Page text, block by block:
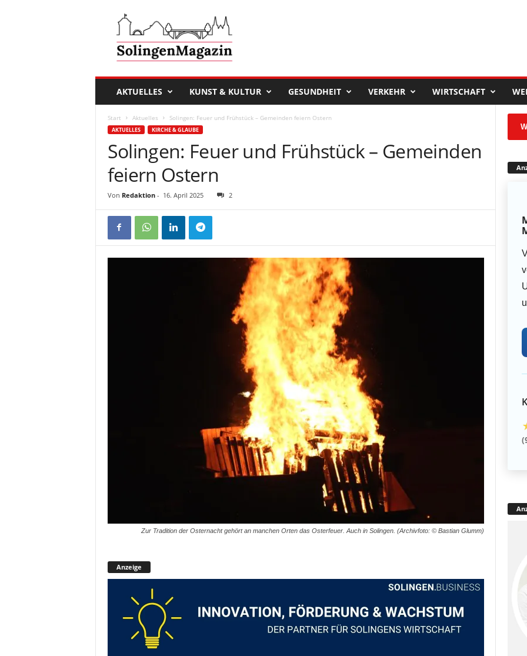
i
AKTUELLES KUNST & KULTUR GESUNDHEIT VERKEHR WIRTSCHAFT
Start Aktuelles Solingen: Feuer und Frühstück – Gemeinden feiern Ostern
AKTUELLES KIRCHE & GLAUBE
Solingen: Feuer und Frühstück – Gemeinden
feiern Ostern
Von Redaktion- 16. April 2025 2
Zur Tradition der Osternacht gehört an manchen Orten das Osterfeuer. Auch in Solingen. (Archivfoto: © Bastian Glumm)
Anzeige